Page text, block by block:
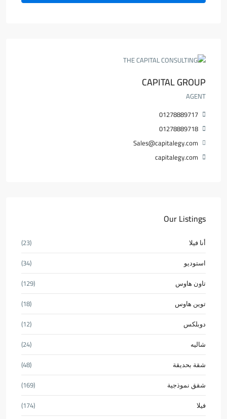
CAPITAL GROUP
AGENT
01278889717
01278889718
Sales@capitalegy.com
capitalegy.com
Our Listings
أنا فيلا
(23)
استوديو
(34)
تاون هاوس
(129)
توين هاوس
(18)
دوبلكس
(12)
شاليه
(24)
شقة بحديقة
(48)
شقق نموذجية
(169)
فيلا
(174)